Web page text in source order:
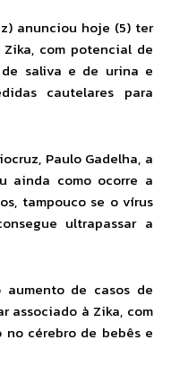
anunciou hoje (5) ter
com potencial de
de saliva e de urina e
cautelares para
Paulo Gadelha, a
ainda como ocorre a
tampouco se o vírus
ultrapassar a
de casos de
associado à Zika, com
cérebro de bebês e